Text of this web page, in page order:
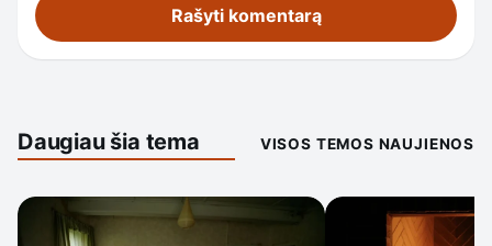
Daugiau šia tema VISOS TEMOS NAUJIENOS